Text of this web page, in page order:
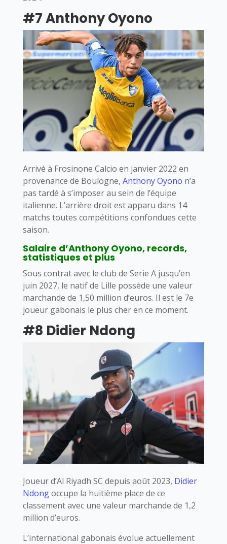
#7 Anthony Oyono
Arrivé à Frosinone Calcio en janvier 2022 en
provenance de Boulogne, Anthony Oyono n’a
pas tardé à s’imposer au sein de l’équipe
italienne. L’arrière droit est apparu dans 14
matchs toutes compétitions confondues cette
saison.
Salaire d’Anthony Oyono, records,
statistiques et plus
Sous contrat avec le club de Serie A jusqu’en
juin 2027, le natif de Lille possède une valeur
marchande de 1,50 million d’euros. Il est le 7e
joueur gabonais le plus cher en ce moment.
#8 Didier Ndong
Joueur d’Al Riyadh SC depuis août 2023, Didier
Ndongoccupe la huitième place de ce
classement avec une valeur marchande de 1,2
million d’euros.
L’international gabonais évolue actuellement